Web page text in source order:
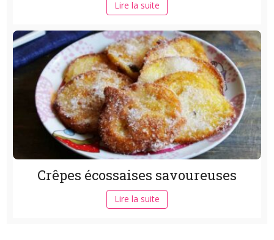
Lire la suite
Crêpes écossaises savoureuses
Lire la suite